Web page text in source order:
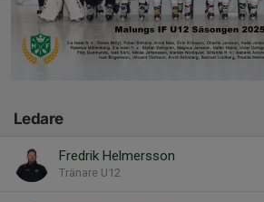
Ledare
Fredrik Helmersson
Tränare U12